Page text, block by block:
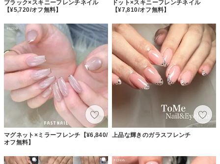
ブラック×スキニーフレンチネイル
【¥5,720/オフ無料】
ドット×スキニーフレンチネイル
【¥7,810/オフ無料】
マグネット×ミラーフレンチ【¥6,840/
オフ無料】
上品な輝きのガラスフレンチ